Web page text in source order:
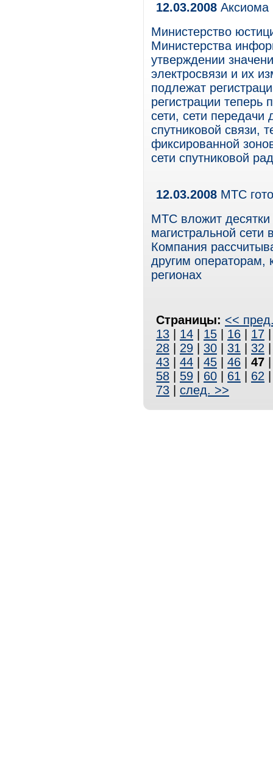
12.03.2008 Аксиома
Министерство
Министерства
утверждении
электросвязи и их
подлежат
регистрации теперь
сети, сети
спутниковой связи,
фиксированной
сети спутниковой
12.03.2008 МТС
МТС вложит
магистральной
Компания
другим операторам,
регионах
Страницы: <<
13
14 15 16 17
28
29 30 31 32
43
44 45 46 47
58
59 60 61 62
73
след. >>